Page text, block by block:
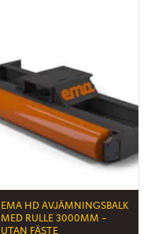
EMA HD AVJÄMNINGSBALK
MED RULLE 3000MM –
UTAN FÄSTE